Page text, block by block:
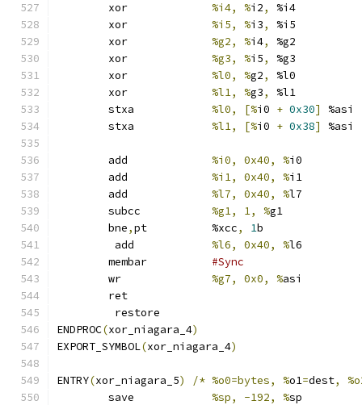
%i4, %i2,
%i4
%i5, %i3,
%i5
%g2, %i4,
%g2
%g3, %i5,
%g3
%l0, %g2,
%l0
%l1, %g3,
%l1
%l0, [%i0 + 0x30]
%asi
%l1, [%i0 + 0x38] %asi
%i0, 0x40, %i0
%i1, 0x40, %i1
%l7, 0x40, %l7
%g1, 1, %g1
	bne
, pt		%xcc, 1b
%l6, 0x40, %l6
#Sync
%g7, 0x0, %asi
	ret
	 restore
ENDPROC(xor_niagara_4)
EXPORT_SYMBOL(xor_niagara_4)
ENTRY(xor_niagara_5) /* %o0=bytes, %o1=dest,
%sp, -192, %sp